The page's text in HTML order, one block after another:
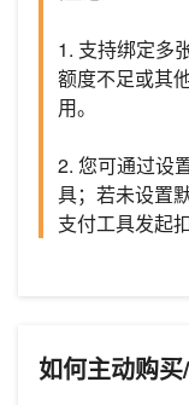
1. 支持绑定多
额度不足或其
用。
2. 您可通过设
具；若未设置
支付工具发起扣
如何主动购